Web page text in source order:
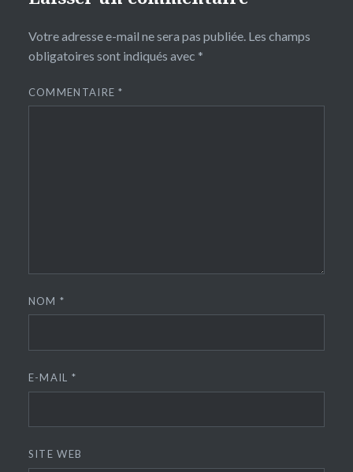
Votre adresse e-mail ne sera pas publiée. Les champs
obligatoires sont indiqués avec *
COMMENTAIRE*
NOM*
E-MAIL *
SITE WEB